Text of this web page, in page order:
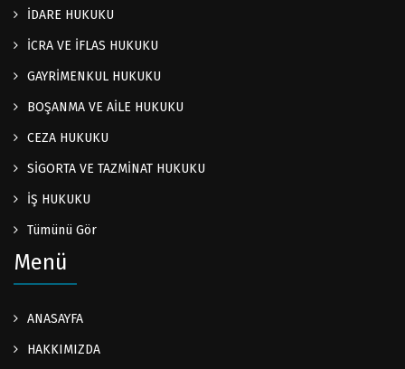
İDARE HUKUKU
İCRA VE İFLAS HUKUKU
GAYRİMENKUL HUKUKU
BOŞANMA VE AİLE HUKUKU
CEZA HUKUKU
SİGORTA VE TAZMİNAT HUKUKU
İŞ HUKUKU
Tümünü Gör
Menü
ANASAYFA
HAKKIMIZDA